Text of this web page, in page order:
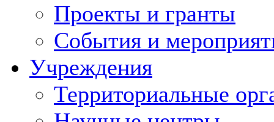
Проекты и гранты
События и
Учреждения
Территориальные